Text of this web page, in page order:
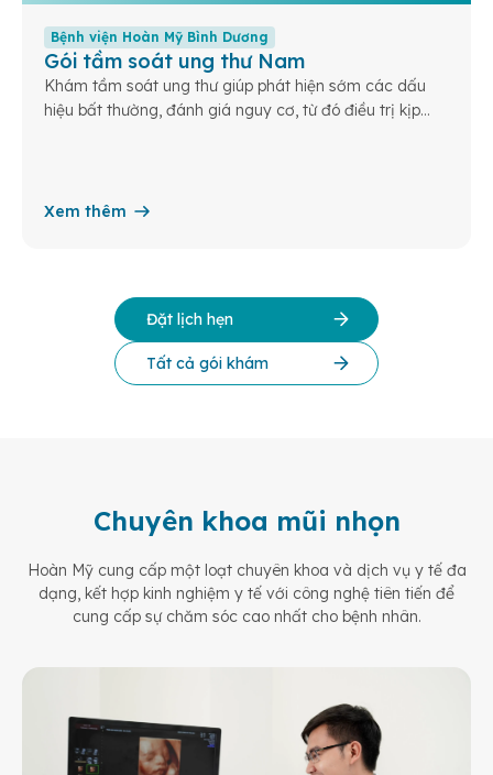
Bệnh viện Hoàn Mỹ Bình Dương
Gói tầm soát ung thư Nam
Khám tầm soát ung thư giúp phát hiện sớm các dấu
hiệu bất thường, đánh giá nguy cơ, từ đó điều trị kịp
Xem thêm
Đặt lịch hẹn
Tất cả gói khám
Chuyên khoa mũi nhọn
Hoàn Mỹ cung cấp một loạt chuyên khoa và dịch vụ y tế đa
dạng, kết hợp kinh nghiệm y tế với công nghệ tiên tiến để
cung cấp sự chăm sóc cao nhất cho bệnh nhân.